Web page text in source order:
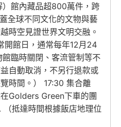
館內藏品超800萬件，跨
全球不同文化的文物與藝
時空見證世界文明交融。
開館日，通常每年12月24
臨時關閉、客流管制等不
自動取消，不另行退款或
時間。） 17:30 集合離
Golders Green下車的團
抵達時間根據飯店地理位